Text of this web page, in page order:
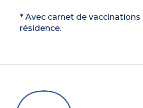
* Avec carnet de
résidence.